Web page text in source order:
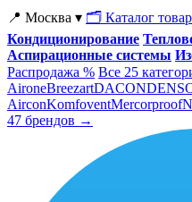
📍 Москва ▾ 🗂 Каталог
Кондиционирование
Аспирационные системы
Распродажа % Все 25
AironeBreezartDACOND
AirconKomfoventMercorproof
47 брендов →